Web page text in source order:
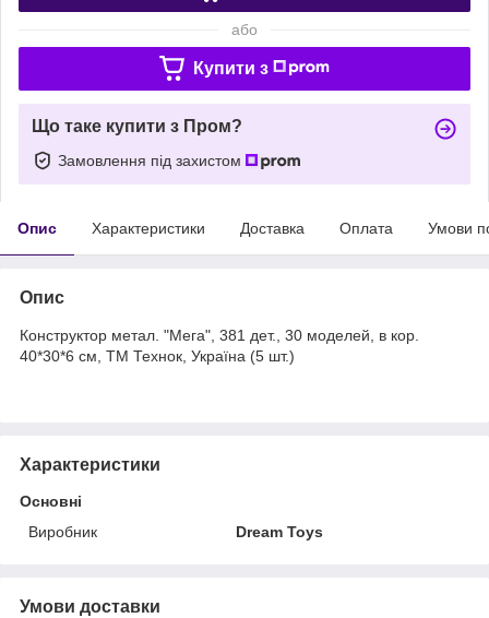
або
Купити з
Що таке купити з Пром?
Замовлення під захистом
Опис Характеристики Доставка Оплата Умови
Опис
Конструктор метал. "Мега", 381 дет., 30 моделей, в кор.
40*30*6 см, ТМ Технок, Україна (5 шт.)
Характеристики
Основні
Виробник
Dream Toys
Умови доставки